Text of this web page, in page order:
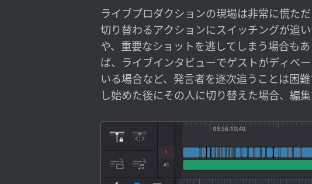
ライブプロダクションの現場は非常に慌た
切り替わるアクションにスイッチングが追
や、重要なショットを逃してしまう場合もあ
ば、ライブインタビューでゲストがディベ
いる場合など、発言者を逐次追うことは困
し始めた後にその人に切り替えた場合、編
ールして簡単にタイミングを修正できます。
にロールすることで、発言者が話し始める直
その人に切り替えられます。これにより、デ
がはるかにスムーズになります。DaVinci
Keyboardでは、サーチダイヤルを使って